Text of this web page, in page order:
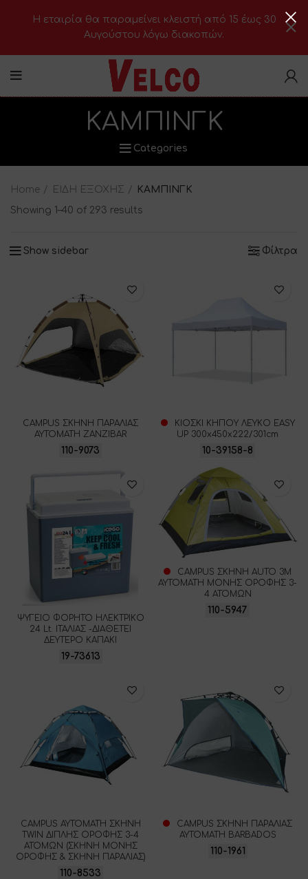
ΚΑΜΠΙΝΓΚ
Categories
Home ΕΙΔΗ ΕΞΟΧΗΣ
ΚΑΜΠΙΝΓΚ
Showing 1–40 of 293 results
Show sidebar Φίλτρα
CAMPUS ΣΚΗΝΗ ΠΑΡΑΛΙΑΣ
ΑΥΤΟΜΑΤΗ ZANZIBAR
110-9073
ΚΙΟΣΚΙ ΚΗΠΟΥ ΛΕΥΚΟ EASY
UP 300x450x222/301cm
10-39158-8
ΨΥΓΕΙΟ ΦΟΡΗΤΟ ΗΛΕΚΤΡΙΚΟ
24 Lt. ΙΤΑΛΙΑΣ -ΔΙΑΘΕΤΕΙ
ΔΕΥΤΕΡΟ ΚΑΠΑΚΙ
19-73613
CAMPUS ΣΚΗΝΗ AUTO 3Μ
ΑΥΤΟΜΑΤΗ ΜΟΝΗΣ ΟΡΟΦΗΣ 3-
4 ΑΤΟΜΩΝ
110-5947
CAMPUS ΑΥΤΟΜΑΤΗ ΣΚΗΝΗ
TWIN ΔΙΠΛΗΣ ΟΡΟΦΗΣ 3-4
ΑΤΟΜΩΝ (ΣΚΗΝΗ ΜΟΝΗΣ
ΟΡΟΦΗΣ & ΣΚΗΝΗ ΠΑΡΑΛΙΑΣ)
110-8533
CAMPUS ΣΚΗΝΗ ΠΑΡΑΛΙΑΣ
ΑΥΤΟΜΑΤΗ BARBADOS
110-1961
H εταιρία θα παραμείνει κλειστή από 15 έως 30
Αυγούστου λόγω διακοπών.